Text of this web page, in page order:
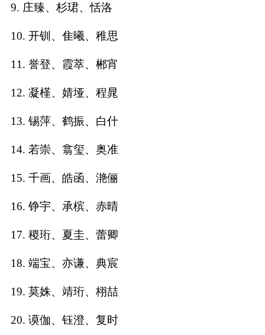
蛇年起名
龙年起名
兔年起名
取
名
字
典
9. 庄臻、杉珺、恬洛
10. 开钏、隹曦、稚思
11. 誉登、霞萃、郴宵
12. 凝槿、婧垭、程晁
13. 锡萍、鹤振、白什
14. 若崇、翕玺、奥准
15. 千画、皓函、滟俪
16. 铮宇、承槟、赤晴
17. 稷珩、夏圭、蕾卿
18. 端宝、亦谦、典宸
19. 莫姝、靖珩、栩喆
20. 谟伽、钰澄、复时